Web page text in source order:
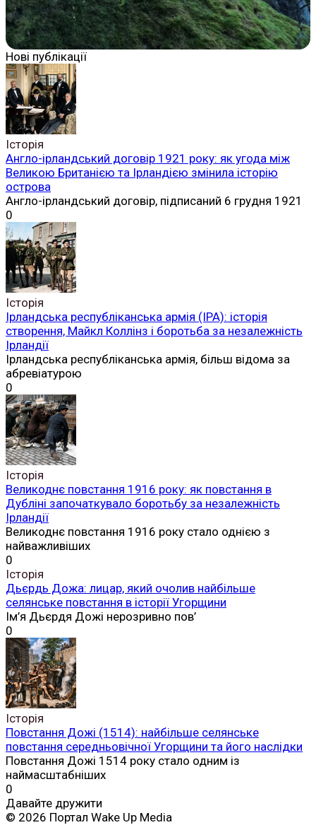
Нові публікації
Історія
Англо-ірландський договір 1921 року: як угода між
Великою Британією та Ірландією змінила історію
острова
Англо-ірландський договір, підписаний 6 грудня 1921
0
Історія
Ірландська республіканська армія (ІРА): історія
створення, Майкл Коллінз і боротьба за незалежність
Ірландії
Ірландська республіканська армія, більш відома за
абревіатурою
0
Історія
Великоднє повстання 1916 року: як повстання в
Дубліні започаткувало боротьбу за незалежність
Ірландії
Великоднє повстання 1916 року стало однією з
найважливіших
0
Історія
Дьєрдь Дожа: лицар, який очолив найбільше
селянське повстання в історії Угорщини
Ім’я Дьєрдя Дожі нерозривно пов’
0
Історія
Повстання Дожі (1514): найбільше селянське
повстання середньовічної Угорщини та його наслідки
Повстання Дожі 1514 року стало одним із
наймасштабніших
0
Давайте дружити
© 2026 Портал Wake Up Media